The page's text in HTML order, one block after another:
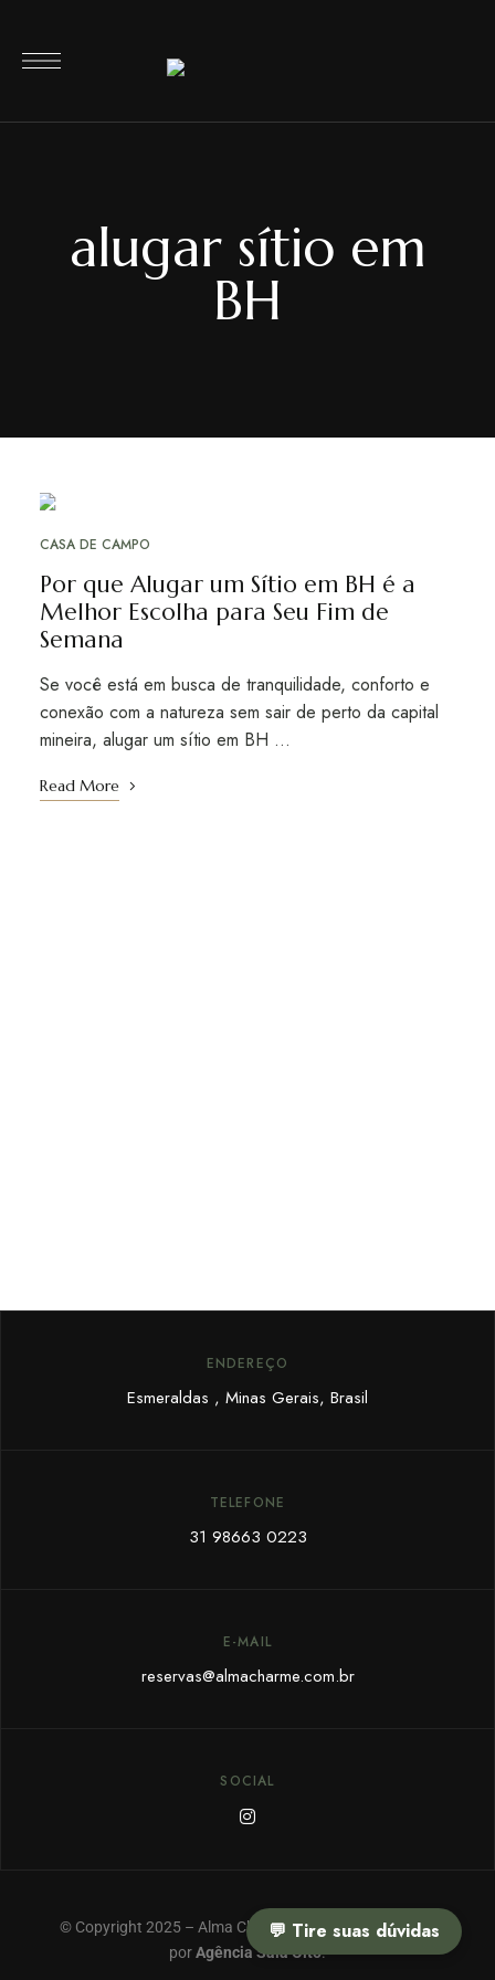
alugar sítio em
BH
07
CASA DE CAMPO
Por que Alugar um Sítio em BH é a
Melhor Escolha para Seu Fim de
Semana
Se você está em busca de tranquilidade, conforto e
conexão com a natureza sem sair de perto da capital
mineira, alugar um sítio em BH …
Read More
ENDEREÇO
Esmeraldas , Minas Gerais, Brasil
TELEFONE
31 98663 0223
E-MAIL
reservas@almacharme.com.br
SOCIAL
© Copyright 2025 – Alma Charme & SPA – Feito com ❤
porAgência Sala Oito.
💬 Tire suas dúvidas